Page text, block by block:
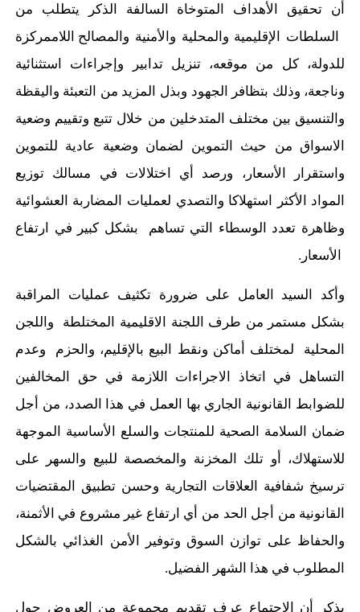
أن تحقيق الأهداف المتوخاة السالفة الذكر يتطلب من
السلطات الإقليمية و المحلية و الأمنية و المصالح اللاممركزة
للدولة، كل من موقعه، تنزيل تدابير وإجراءات استثنائية
وناجعة، وذلك بتظافر الجهود وبذل
المزيد من
التعبئة واليقظة
والتنسيق بين مختلف المتدخلين من خلال تتبع وتقييم وضعية
الاسواق من حيث التموين لضمان وضعية عادية للتموين
واستقرار الأسعار، ورصد أي اختلالات في مسالك توزيع
المواد الأكثر استهلاكا والتصدي لعمليات المضاربة العشوائية
وظاهرة تعدد الوسطاء التي تساهم
بشكل كبير في ارتفاع
الأسعار.
وأكد السيد العامل على ضرورة تكثيف عمليات المراقبة
بشكل مستمر من طرف اللجنة الاقليمية المختلطة واللجن
المحلية لمختلف أماكن ونقط البيع بالإقليم، والحزم وعدم
التساهل في اتخاذ الاجراءات اللازمة في حق المخالفين
للضوابط القانونية الجاري بها العمل في هذا الصدد، من أجل
ضمان السلامة الصحية للمنتجات والسلع الأساسية الموجهة
للاستهلاك، أو تلك المخزنة والمخصصة للبيع و السهر على
ترسيخ شفافية العلاقات التجارية وحسن تطبيق المقتضيات
القانونية من
جل الحد من أي ارتفاع غير مشروع في الأثمنة،
والحفاظ على توازن السوق وتوفير الأمن الغذائي بالشكل
المطلوب في هذا الشهر الفضيل.
يذكر أن الاجتماع عرف تقديم مجموعة من العروض حول